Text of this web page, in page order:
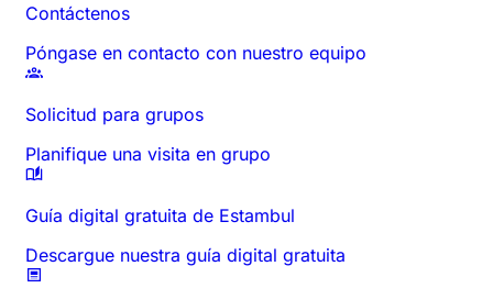
Contáctenos
Póngase en contacto con nuestro equipo
Solicitud para grupos
Planifique una visita en grupo
Guía digital gratuita de Estambul
Descargue nuestra guía digital gratuita